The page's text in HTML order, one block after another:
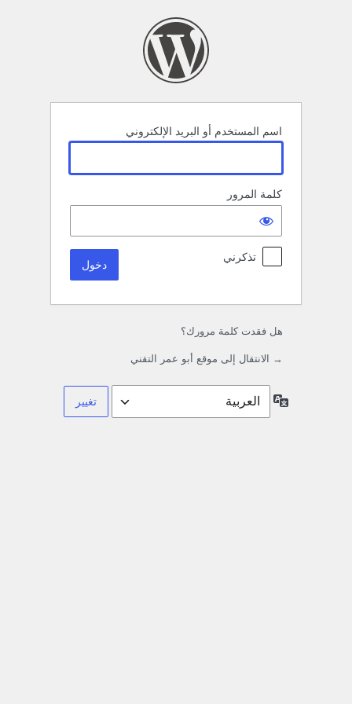
اسم المستخدم أو البريد الإلكتروني
كلمة المرور
تذكرني
هل فقدت كلمة مرورك؟
→ الانتقال إلى موقع أبو عمر التقني
اللغة